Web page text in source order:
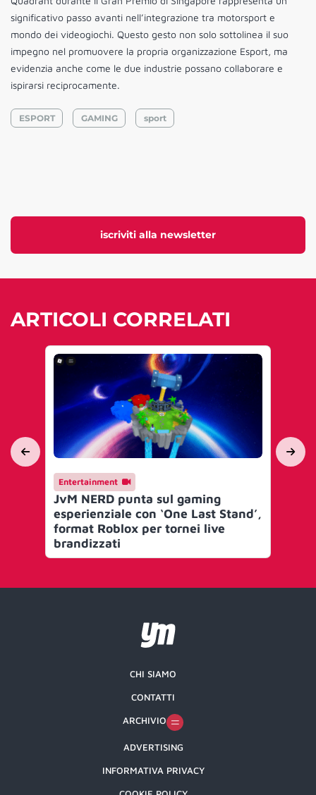
iscriviti alla newsletter
significativo passo avanti nell’integrazione tra motorsport e
mondo dei videogiochi. Questo gesto non solo sottolinea il suo
impegno nel promuovere la propria organizzazione Esport, ma
evidenzia anche come le due industrie possano collaborare e
ispirarsi reciprocamente.
ESPORT GAMING sport
ARTICOLI CORRELATI
Entertainment
JvM NERD punta sul gaming
esperienziale con ‘One Last Stand’,
format Roblox per tornei live
brandizzati
CHI SIAMO
CONTATTI
ARCHIVIO
ADVERTISING
INFORMATIVA PRIVACY